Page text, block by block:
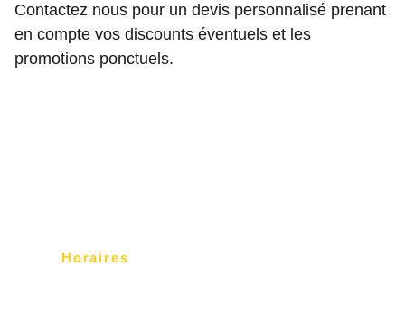
Contactez nous pour un devis personnalisé prenant
en compte vos discounts éventuels et les
promotions ponctuels.
Horaires